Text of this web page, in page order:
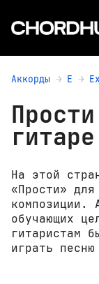
Аккорды E
гитаре
На этой
«Прости»
композиции.
обучающих
гитаристам
играть